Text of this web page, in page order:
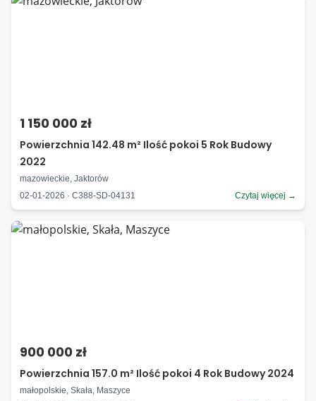
1 150 000 zł
Powierzchnia 142.48 m² Ilość pokoi 5 Rok Budowy
2022
mazowieckie, Jaktorów
02-01-2026 · C388-SD-04131
Czytaj więcej →
900 000 zł
Powierzchnia 157.0 m² Ilość pokoi 4 Rok Budowy 2024
małopolskie, Skała, Maszyce